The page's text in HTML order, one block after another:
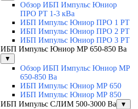
Обзор ИБП Импульс Юниор
ПРО РТ 1-3 кВа
ИБП Импульс Юниор ПРО 1 РТ
ИБП Импульс Юниор ПРО 2 РТ
ИБП Импульс Юниор ПРО 3 РТ
ИБП Импульс Юниор МР 650-850 Ва
▼
Обзор ИБП Импульс Юниор МР
650-850 Ва
ИБП Импульс Юниор МР 650
ИБП Импульс Юниор МР 850
ИБП Импульс СЛИМ 500-3000 Ва
▼